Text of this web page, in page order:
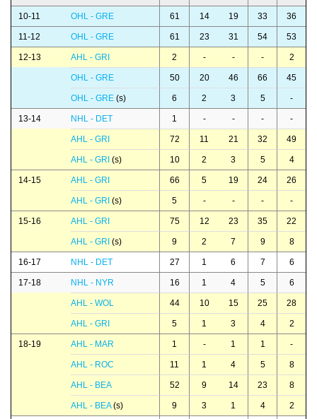
10-11 OHL - GRE 61 14 19 33 36
11-12 OHL - GRE 61 23 31 54 53
12-13 AHL - GRI 2 - - - 2
OHL - GRE 50 20 46 66 45
OHL - GRE (s) 6 2 3 5 -
13-14 NHL - DET 1 - - - -
AHL - GRI 72 11 21 32 49
AHL - GRI (s) 10 2 3 5 4
14-15 AHL - GRI 66 5 19 24 26
AHL - GRI (s) 5 - - - -
15-16 AHL - GRI 75 12 23 35 22
AHL - GRI (s) 9 2 7 9 8
16-17 NHL - DET 27 1 6 7 6
17-18 NHL - NYR 16 1 4 5 6
AHL - WOL 44 10 15 25 28
AHL - GRI 5 1 3 4 2
18-19 AHL - MAR 1 - 1 1 -
AHL - ROC 11 1 4 5 8
AHL - BEA 52 9 14 23 8
AHL - BEA(s) 9 3 1 4 2